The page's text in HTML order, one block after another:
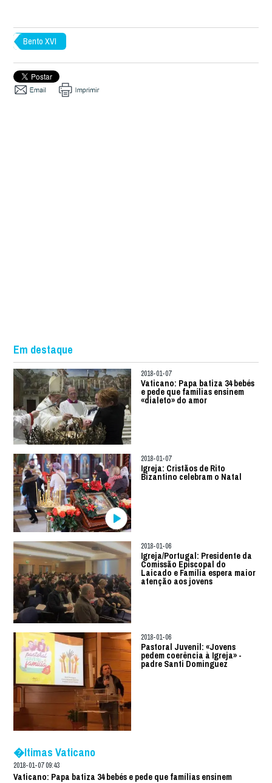
Bento XVI
Em destaque
2018-01-07
Vaticano: Papa batiza 34 bebés
e pede que famílias ensinem
«dialeto» do amor
2018-01-07
Igreja: Cristãos de Rito
Bizantino celebram o Natal
2018-01-06
Igreja/Portugal: Presidente da
Comissão Episcopal do
Laicado e Família espera maior
atenção aos jovens
2018-01-06
Pastoral Juvenil: «Jovens
pedem coerência à Igreja» -
padre Santi Dominguez
�ltimas Vaticano
2018-01-07 09:43
Vaticano: Papa batiza 34 bebés e pede que famílias ensinem